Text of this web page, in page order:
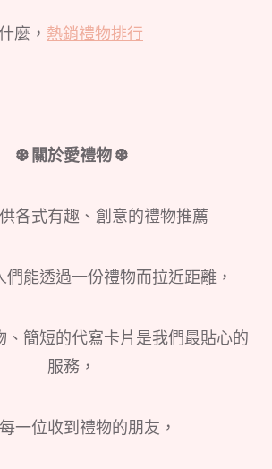
麼， 熱銷禮物排行
❆ 關於愛禮物 ❆
各式有趣、創意的禮物推薦
們能透過一份禮物而拉近距離，
、簡短的代寫卡片是我們最貼心的
服務，
一位收到禮物的朋友，